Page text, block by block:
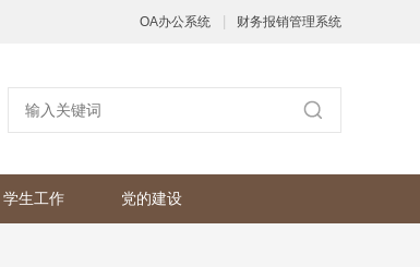
OA办公系统 财务报销管理系统
学生工作 党的建设